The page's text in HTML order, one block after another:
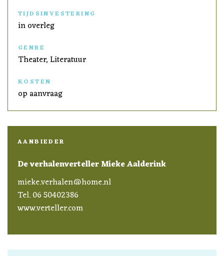
TIJDSINVESTERING
in overleg
GENRE
Theater, Literatuur
KOSTEN
op aanvraag
AANBIEDER
De verhalenverteller Mieke Aalderink
mieke.verhalen@home.nl
Tel. 06 50402386
www.verteller.com